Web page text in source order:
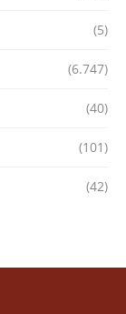
(5)
(6.747)
(40)
(101)
(42)